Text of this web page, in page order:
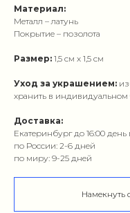
Материал:
Металл – латунь
Покрытие – позолота
Размер: 1,5 см х 1,5 см
Уход за украшением:
хранить в индивидуальном
Доставка:
Екатеринбург до 16:00
по России: 2-6 дней
по миру: 9-25 дней
Намекнуть